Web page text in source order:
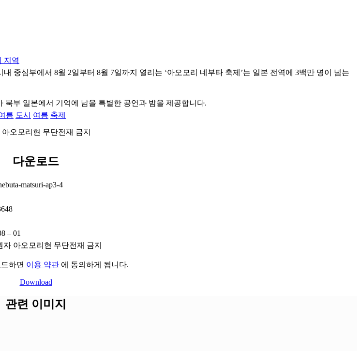
지역
내 중심부에서 8월 2일부터 8월 7일까지 열리는 ‘아오모리 네부타 축제’는 일본 전역에 3백만 명이 넘는
부 일본에서 기억에 남을 특별한 공연과 밤을 제공합니다.
름 도시 여름 축제
오모리현 무단전재 금지
다운로드
matsuri-ap3-4
– 01
아오모리현 무단전재 금지
하면 이용 약관 에 동의하게 됩니다.
Download
관련 이미지